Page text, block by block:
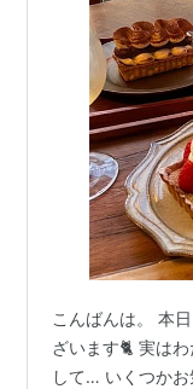
こんばんは。 本
ざいます🐈 実は
して… いくつか